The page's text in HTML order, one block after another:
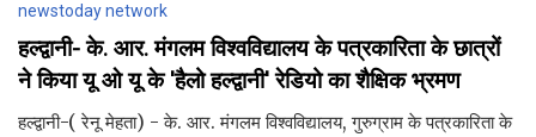
newstoday network
हल्द्वानी- के. आर. मंगलम विश्वविद्यालय के पत्रकारिता के छात्रों
ने किया यू ओ यू के 'हैलो हल्द्वानी' रेडियो का शैक्षिक भ्रमण
हल्द्वानी-( रेनू मेहता) - के. आर. मंगलम विश्वविद्यालय, गुरुग्राम के पत्रकारिता के